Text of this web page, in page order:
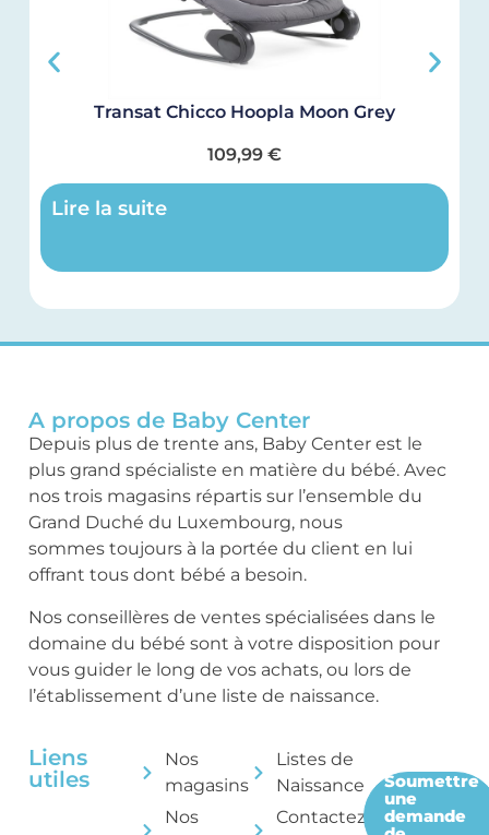
Transat Chicco Hoopla Moon Grey
109,99 €
Lire la suite
A propos de Baby Center
Depuis plus de trente ans, Baby Center est le
plus grand spécialiste en matière du bébé. Avec
nos trois magasins répartis sur l’ensemble du
Grand Duché du Luxembourg, nous
sommes toujours à la portée du client en lui
offrant tous dont bébé a besoin.
Nos conseillères de ventes spécialisées dans le
domaine du bébé sont à votre disposition pour
vous guider le long de vos achats, ou lors de
l’établissement d’une liste de naissance.
Liens
utiles
Nos
magasins
Nos
Listes de
Naissance
Contactez-
Soumettre
une
demande